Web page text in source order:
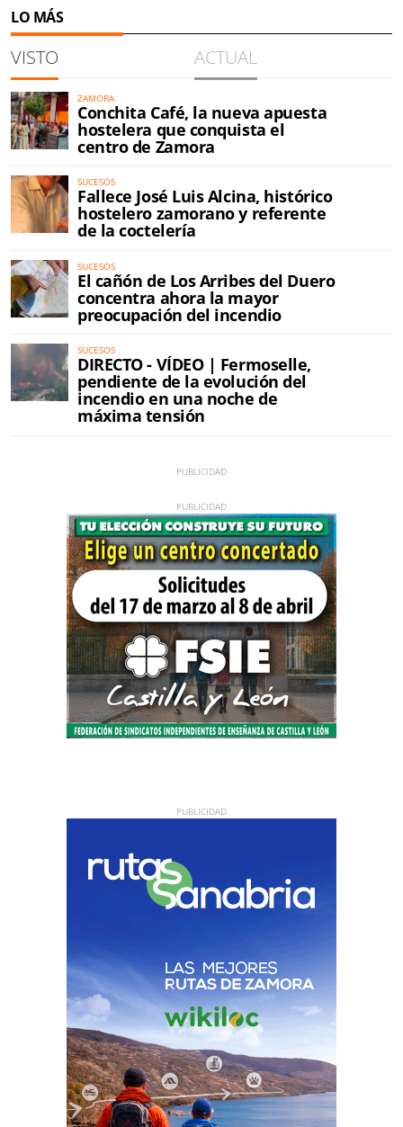
LO MÁS
VISTO ACTUAL
ZAMORA
Conchita Café, la nueva apuesta
hostelera que conquista el
centro de Zamora
SUCESOS
Fallece José Luis Alcina, histórico
hostelero zamorano y referente
de la coctelería
SUCESOS
El cañón de Los Arribes del Duero
concentra ahora la mayor
preocupación del incendio
SUCESOS
DIRECTO - VÍDEO | Fermoselle,
pendiente de la evolución del
incendio en una noche de
máxima tensión